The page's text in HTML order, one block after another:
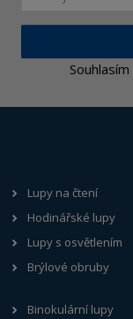
Lupy na čtení
Hodinářské lupy
Lupy s osvětlením
Brýlové obruby
Binokulární lupy